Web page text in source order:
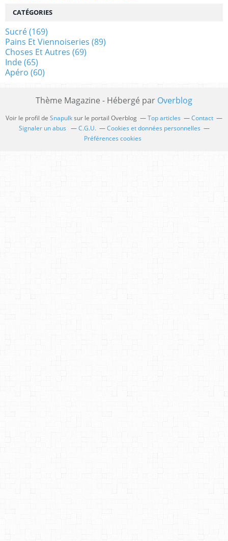
CATÉGORIES
Sucré(169)
Pains Et Viennoiseries (89)
Choses Et Autres (69)
Inde(65)
Apéro (60)
Thème Magazine - Hébergé par Overblog
Voir le profil de Snapulksur le portail Overblog Top articles
Contact
Signaler un abus
C.G.U.
Cookies et données personnelles
Préférences cookies